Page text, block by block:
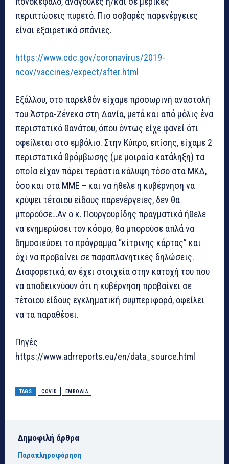
περιπτώσεις πυρετό. Πιο σοβαρές παρενέργειες
είναι εξαιρετικά σπάνιες.
https://www.cdc.gov/coronavirus/2019-
ncov/vaccines/expect/after.html
Εξάλλου, στο παρελθόν είχαμε προσωρινή αναστολή
του Άστρα-Ζένεκα στη Δανία, μετά και από μόλις ένα
περιστατικό θανάτου, όπου όντως είχε φανεί ότι
οφείλεται στο εμβόλιο. Στην Κύπρο, επίσης, είχαμε 2
περιστατικά θρόμβωσης (με μοιραία κατάληξη) τα
οποία είχαν πάρει τεράστια κάλυψη τόσο στα ΜΚΔ,
όσο και στα ΜΜΕ – και να ήθελε η κυβέρνηση να
κρύψει τέτοιου είδους παρενέργειες, δεν θα
μπορούσε…Αν ο κ. Πουργουρίδης πραγματικά ήθελε
να ενημερώσει τον κόσμο, θα μπορούσε απλά να
δημοσιεύσει το πρόγραμμα “κίτρινης κάρτας” και
όχι να προβαίνει σε παραπλανητικές δηλώσεις.
Διαφορετικά, αν έχει στοιχεία στην κατοχή του που
να αποδεικνύουν ότι η κυβέρνηση προβαίνει σε
τέτοιου είδους εγκληματική συμπεριφορά, οφείλει
να τα παραθέσει.
Πηγές
https://www.adrreports.eu/en/data_source.html
TAGS COVID ΕΜΒΟΛΙΑ
Δημοφιλή άρθρα
Παραπληροφόρηση